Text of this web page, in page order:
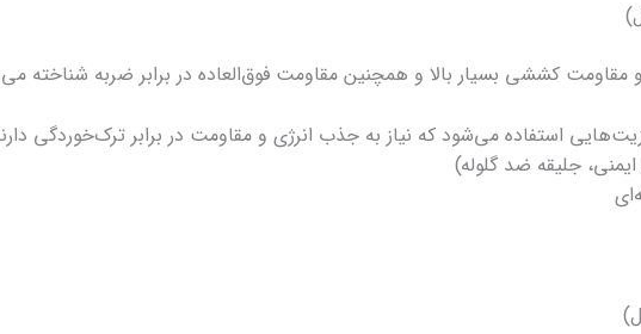
و مقاومت کششی بسیار بالا و همچنین مقاومت فوق‌العاده در برابر ضربه شناخته
استفاده می‌شود که نیاز به جذب انرژی و مقاومت در برابر ترک‌خوردگی
جلیقه ضد گلوله)